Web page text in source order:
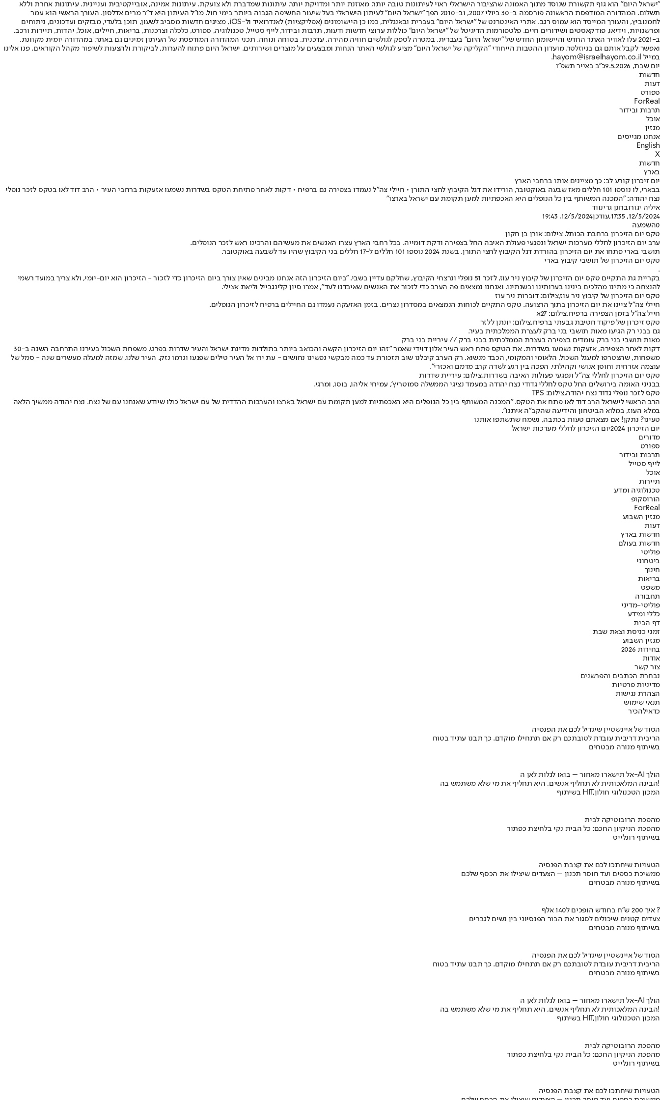
"ישראל היום" הוא גוף תקשורת שנוסד מתוך האמונה שהציבור הישראלי ראוי לעיתונות טובה יותר, מאוזנת יותר ומדויקת יותר. עיתונות שמדברת ולא צועקת. עיתונות אמינה, אובייקטיבית ועניינית. עיתונות אחרת וללא
תשלום. המהדורה המודפסת הראשונה פורסמה ב-30 ביולי 2007, וב-2010 הפך "ישראל היום" לעיתון הישראלי בעל שיעור החשיפה הגבוה ביותר בימי חול. מו"ל העיתון היא ד"ר מרים אדלסון. העורך הראשי הוא עמר
לחמנוביץ, והעורך המייסד הוא עמוס רגב. אתרי האינטרנט של "ישראל היום" בעברית ובאנגלית, כמו כן היישומונים (אפליקציות) לאנדרואיד ול-iOS, מציגים חדשות מסביב לשעון, תוכן בלעדי, מבזקים ועדכונים, ניתוחים
ופרשנויות, וידיאו, פודקאסטים ושידורים חיים. פלטפורמות הדיגיטל של "ישראל היום" כוללות ערוצי חדשות ודעות, תרבות ובידור, לייף סטייל, טכנולוגיה, ספורט, כלכלה וצרכנות, בריאות, חיילים, אוכל, יהדות, תיירות ורכב.
ב-2021 עלו לאוויר האתר החדש והיישומון החדש של "ישראל היום" בעברית, במטרה לספק לגולשים חוויה מהירה, עדכנית, בטוחה ונוחה. תכני המהדורה המודפסת של העיתון זמינים גם באתר, במהדורה יומית מקוונת,
ואפשר לקבל אותם גם בניוזלטר. מועדון ההטבות הייחודי "הקליקה של ישראל היום" מציע לגולשי האתר הנחות ומבצעים על מוצרים ושירותים. ישראל היום פתוח להערות, לביקורת ולהצעות לשיפור מקהל הקוראים. פנו אלינו
במייל hayom@israelhayom.co.il.
יום שבת, 9.5.2026
כ"ב באייר תשפ"ו
חדשות
דעות
ספורט
ForReal
תרבות ובידור
אוכל
מגזין
אנחנו מגייסים
English
X
חדשות
בארץ
יום זיכרון קורע לב: כך מציינים אותו ברחבי הארץ
בבארי, לו נוספו 101 חללים מאז שבעה באוקטובר, הורידו את דגל הקיבוץ לחצי התורן • חיילי צה"ל נעמדו בצפירה גם ברפיח • דקות לאחר פתיחת הטקס בשדרות נשמעו אזעקות ברחבי העיר • הרב דוד לאו בטקס לזכר נופלי
נצח יהודה: "המכנה המשותף בין כל הנופלים היא האכפתיות למען תקומת עם ישראל בארצו"
איליה יגורובחנן גרינווד
12/5/2024, 17:35
,עודכן12/5/2024, 19:43
0השמעה
טקס יום הזיכרון ברחבת הכותל. צילום: אורן בן חקון
ערב יום הזיכרון לחללי מערכות ישראל ונפגעי פעולת האיבה החל בצפירה ודקת דומייה. בכל רחבי הארץ עצרו האנשים את מעשיהם והרכינו ראש לזכר הנופלים.
תושבי בארי פתחו את יום הזיכרון בהורדת דגל הקיבוץ לחצי התורן. בשנת 2024 נוספו 101 חללים ל-17 חללים בני הקיבוץ שהיו עד לשבעה באוקטובר.
טקס יום הזיכרון של תושבי קיבוץ בארי
.
בקריית גת התקיים טקס יום הזיכרון של קיבוץ ניר עוז, לזכר 51 נופלי ונרצחי הקיבוץ, שחלקם עדיין בשבי. "ביום הזיכרון הזה אנחנו מבינים שאין צורך ביום הזיכרון כדי לזכור - הזיכרון הוא יום-יומי, ולא צריך במועד רשמי
להנצחה כי מתינו מהלכים בינינו בערותינו ובשנתינו. ואנחנו נמצאים פה הערב כדי לזכור את האנשים שאיבדנו לעד", אמרו סיון קלינגבייל וליאת אצילי.
טקס יום הזיכרון של קיבוץ ניר עוז,צילום: דוברות ניר עוז
חיילי צה"ל ציינו את יום הזיכרון בתוך הרצועה. טקס התקיים לכוחות הנמצאים במסדרון נצרים. בזמן האזעקה נעמדו גם החיילים ברפיח לזיכרון הנופלים.
חייל צה"ל בזמן הצפירה ברפיח,צילום: 27א
טקס זיכרון של פיקוד חטיבת גבעתי ברפיח,צילום: יונתן ללזר
גם בבני רק הגיעו מאות תושבי בני ברק לעצרת הממלכתית בעיר.
מאות תושבי בני ברק עומדים בצפירה בעצרת הממלכתית בבני ברק // עיריית בני ברק
דקות לאחר הצפירה, אזעקות נשמעו בשדרות. את הטקס פתח ראש העיר אלון דוידי שאמר "זהו יום הזיכרון הקשה והכואב ביותר בתולדות מדינת ישראל והעיר שדרות בפרט. משפחת השכול בעירנו התרחבה השנה ב-30
משפחות, שהצטרפו למעגל השכול, הלאומי והמקומי, הכבד מנשוא. רק הערב קיבלנו שוב תזכורת עד כמה מבקשי נפשינו נחושים - עת ירו אל העיר טילים שפגעו וגרמו נזק. העיר שלנו, שמזה למעלה מעשרים שנה - סמל של
עוצמה אזרחית וחוסן אנושי וקהילתי, הפכה בין רגע לשדה קרב מדמם ואכזרי".
טקס יום הזיכרון לחללי צה"ל ונפגעי פעולות האיבה בשדרות,צילום: עיריית שדרות
בבניני האומה בירושלים החל טקס לחללי גדודי נצח יהודה במעמד נציגי הממשלה סמוטריץ', עמיחי אליהו, בוסו, ומרגי.
טקס לזכר נופלי גדוד נצח יהודה,צילום: TPS
הרב הראשי לישראל הרב דוד לאו פתח את הטקס. "המכנה המשותף בין כל הנופלים היא האכפתיות למען תקומת עם ישראל בארצו והערבות ההדדית של עם ישראל כולו שיודע שאנחנו עם של נצח. נצח יהודה ממשיך הלאה
במלא העוז, במלוא הביטחון והידיעה שהקב"ה איתנו".
טעינו? נתקן! אם מצאתם טעות בכתבה, נשמח שתשתפו אותנו
יום הזיכרון 2024
יום הזיכרון לחללי מערכות ישראל
מדורים
ספורט
תרבות ובידור
לייף סטייל
אוכל
תיירות
טכנולוגיה ומדע
הורוסקופ
ForReal
מגזין השבוע
דעות
חדשות בארץ
חדשות בעולם
פוליטי
ביטחוני
חינוך
בריאות
משפט
תחבורה
פוליטי-מדיני
כללי ומידע
דף הבית
זמני כניסת וצאת שבת
מגזין השבוע
בחירות 2026
אודות
צור קשר
נבחרת הכתבים והפרשנים
מדיניות פרטיות
הצהרת נגישות
תנאי שימוש
כדאילהכיר
הסוד של איינשטיין שיגדיל לכם את הפנסיה
הריבית דריבית עובדת לטובתכם רק אם תתחילו מוקדם. כך תבנו עתיד בטוח
בשיתוף מנורה מבטחים
אל תישארו מאחור – בואו לגלות לאן ה-AI הולך
הבינה המלאכותית לא תחליף אנשים, היא תחליף את מי שלא משתמש בה!
בשיתוף HIT,המכון הטכנולוגי חולון
מהפכת הרובוטיקה לבית
מהפכת הניקיון החכם: כל הבית נקי בלחיצת כפתור
בשיתוף רונלייט
הטעויות שיחתכו לכם את קצבת הפנסיה
ממשיכת כספים ועד חוסר תכנון – הצעדים שיצילו את הכסף שלכם
בשיתוף מנורה מבטחים
איך 200 ש"ח בחודש הופכים ל140 אלף ?
צעדים קטנים שיכולים לסגור את הבור הפנסיוני בין נשים לגברים
בשיתוף מנורה מבטחים
הסוד של איינשטיין שיגדיל לכם את הפנסיה
הריבית דריבית עובדת לטובתכם רק אם תתחילו מוקדם. כך תבנו עתיד בטוח
בשיתוף מנורה מבטחים
אל תישארו מאחור – בואו לגלות לאן ה-AI הולך
הבינה המלאכותית לא תחליף אנשים, היא תחליף את מי שלא משתמש בה!
בשיתוף HIT,המכון הטכנולוגי חולון
מהפכת הרובוטיקה לבית
מהפכת הניקיון החכם: כל הבית נקי בלחיצת כפתור
בשיתוף רונלייט
הטעויות שיחתכו לכם את קצבת הפנסיה